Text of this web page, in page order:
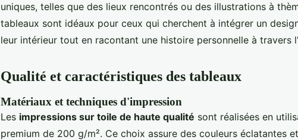
uniques, telles que des lieux rencontrés ou des illustrations à
tableaux sont idéaux pour ceux qui cherchent à intégrer un
leur intérieur tout en racontant une histoire personnelle à travers
Qualité et caractéristiques des tableaux
Matériaux et techniques d'impression
Les impressions sur toile de haute qualité sont réalisées en
premium de 200 g/m². Ce choix assure des couleurs éclatantes